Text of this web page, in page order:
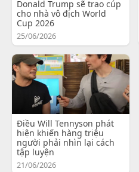
Donald Trump sẽ trao cúp
cho nhà vô địch World
Cup 2026
25/06/2026
Điều Will Tennyson phát
hiện khiến hàng triệu
người phải nhìn lại cách
tập luyện
21/06/2026